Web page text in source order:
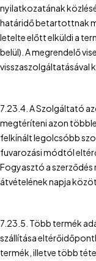
nyilatkozatának
határidő betartottnak
letelte előtt elküldi a
belül). A megrendelő
visszaszolgáltatásával
7.23.4. A Szolgáltató
megtéríteni azon
felkínált legolcsóbb
fuvarozási módtól
Fogyasztó a szerződés
átvételének napja
7.23.5. Több termék
szállítása
termék, illetve több